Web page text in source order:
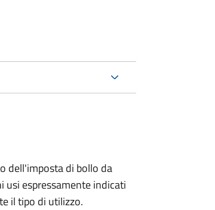
dell'imposta di bollo da
usi espressamente indicati
il tipo di utilizzo.